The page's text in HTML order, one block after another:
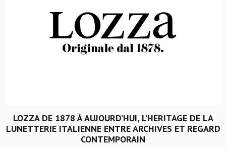
LOZZA DE 1878 À AUJOURD’HUI, L’HERITAGE DE LA
LUNETTERIE ITALIENNE ENTRE ARCHIVES ET REGARD
CONTEMPORAIN